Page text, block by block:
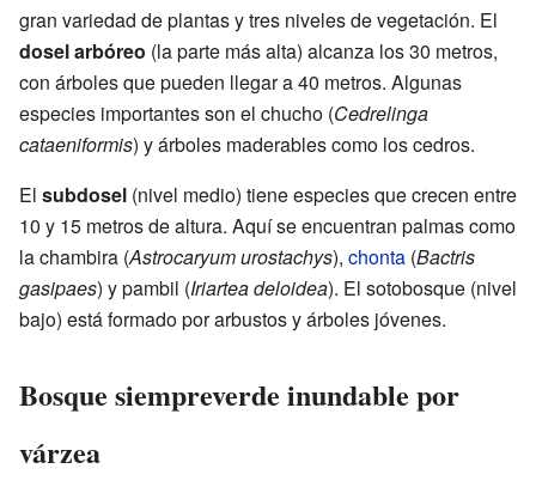
gran variedad de plantas y tres niveles de vegetación. El
dosel arbóreo (la parte más alta) alcanza los 30 metros,
con árboles que pueden llegar a 40 metros. Algunas
especies importantes son el chucho (Cedrelinga
cataeniformis) y árboles maderables como los cedros.
El subdosel (nivel medio) tiene especies que crecen entre
10 y 15 metros de altura. Aquí se encuentran palmas como
la chambira (Astrocaryum urostachys), chonta (Bactris
gasipaes) y pambil (Iriartea deloidea). El sotobosque (nivel
bajo) está formado por arbustos y árboles jóvenes.
Bosque siempreverde inundable por
várzea